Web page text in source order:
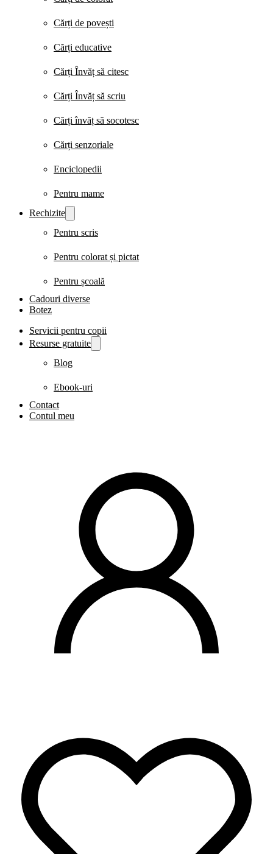
Cărți de povești
Cărți educative
Cărți Învăț să citesc
Cărți Învăț să scriu
Cărți învăț să socotesc
Cărți senzoriale
Enciclopedii
Pentru mame
Rechizite
Pentru scris
Pentru colorat și pictat
Pentru școală
Cadouri diverse
Botez
Servicii pentru copii
Resurse gratuite
Blog
Ebook-uri
Contact
Contul meu